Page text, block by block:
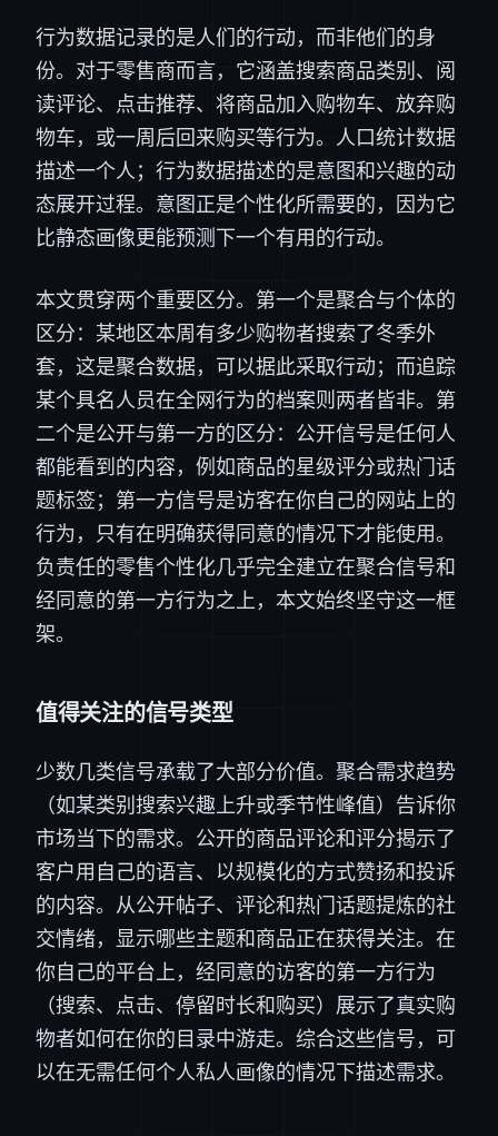
行为数据记录的是人们的行动，而非他们的身
份。对于零售商而言，它涵盖搜索商品类别、阅
读评论、点击推荐、将商品加入购物车、放弃购
物车，或一周后回来购买等行为。人口统计数据
描述一个人；行为数据描述的是意图和兴趣的动
态展开过程。意图正是个性化所需要的，因为它
比静态画像更能预测下一个有用的行动。
本文贯穿两个重要区分。第一个是聚合与个体的
区分：某地区本周有多少购物者搜索了冬季外
套，这是聚合数据，可以据此采取行动；而追踪
某个具名人员在全网行为的档案则两者皆非。第
二个是公开与第一方的区分：公开信号是任何人
都能看到的内容，例如商品的星级评分或热门话
题标签；第一方信号是访客在你自己的网站上的
行为，只有在明确获得同意的情况下才能使用。
负责任的零售个性化几乎完全建立在聚合信号和
经同意的第一方行为之上，本文始终坚守这一框
架。
值得关注的信号类型
少数几类信号承载了大部分价值。聚合需求趋势
（如某类别搜索兴趣上升或季节性峰值）告诉你
市场当下的需求。公开的商品评论和评分揭示了
客户用自己的语言、以规模化的方式赞扬和投诉
的内容。从公开帖子、评论和热门话题提炼的社
交情绪，显示哪些主题和商品正在获得关注。在
你自己的平台上，经同意的访客的第一方行为
（搜索、点击、停留时长和购买）展示了真实购
物者如何在你的目录中游走。综合这些信号，可
以在无需任何个人私人画像的情况下描述需求。